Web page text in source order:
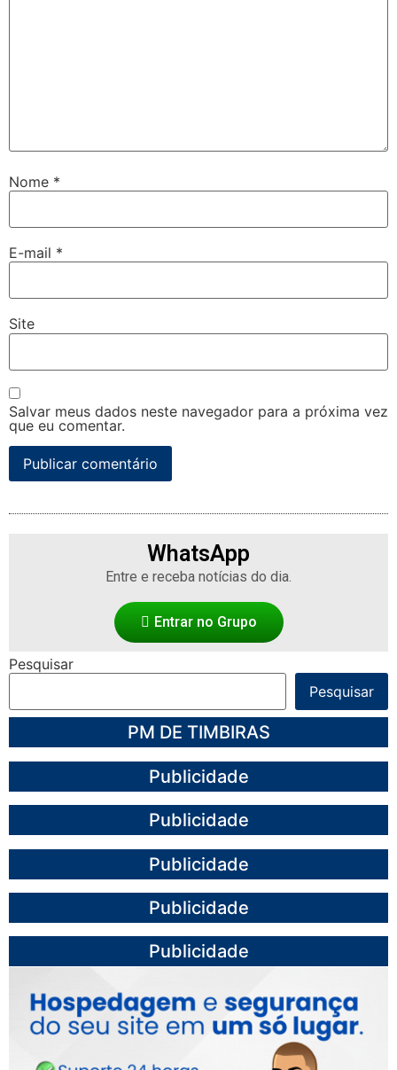
Nome *
E-mail *
Site
Salvar meus dados neste navegador para a próxima vez
que eu comentar.
WhatsApp
Entre e receba notícias do dia.
Entrar no Grupo
Pesquisar
Pesquisar
PM DE TIMBIRAS
Publicidade
Publicidade
Publicidade
Publicidade
Publicidade